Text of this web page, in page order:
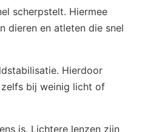
scherpstelt. Hiermee
dieren en atleten die snel
Hierdoor
bij weinig licht of
is. Lichtere lenzen zijn